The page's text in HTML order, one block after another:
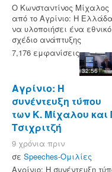
O Κωνσταντίνος Μίχαλος
από το Αγρίνιο: Η Ελλάδα
να υλοποιήσει ένα εθνικό
σχέδιο ανάπτυξης
7,176 εμφανίσεις
32:56
Αγρίνιο: Η
συνέντευξη τύπου
των Κ. Μίχαλου και
Τσιχριτζή
9 χρόνια πριν
σε Speeches-Ομιλίες
Αγρίνιο: Η συνέντευξη